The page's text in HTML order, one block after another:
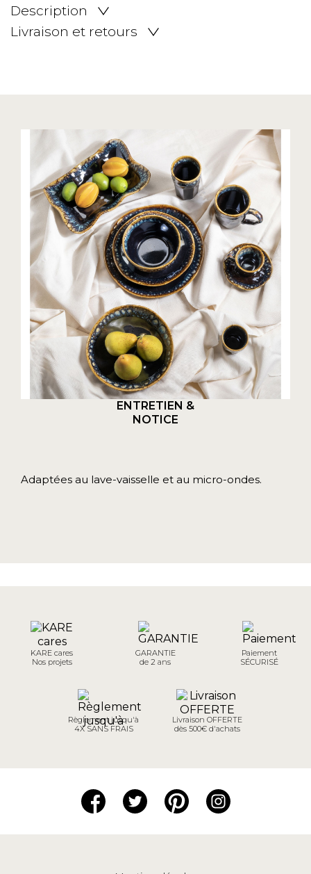
Description
Livraison et retours
ENTRETIEN &
NOTICE
Adaptées au lave-vaisselle et au micro-ondes.
KARE cares
Nos projets
GARANTIE
de 2 ans
Paiement
SÉCURISÉ
Règlement jusqu'à
4X SANS FRAIS
Livraison OFFERTE
dès 500€ d'achats